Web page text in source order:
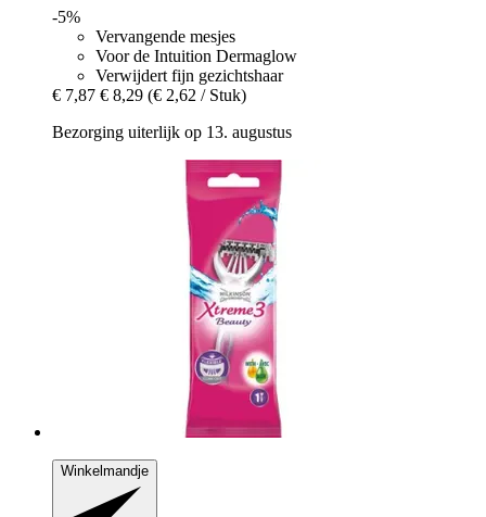
-5%
Vervangende mesjes
Voor de Intuition Dermaglow
Verwijdert fijn gezichtshaar
€ 7,87 € 8,29 (€ 2,62 / Stuk)
Bezorging uiterlijk op 13. augustus
Winkelmandje